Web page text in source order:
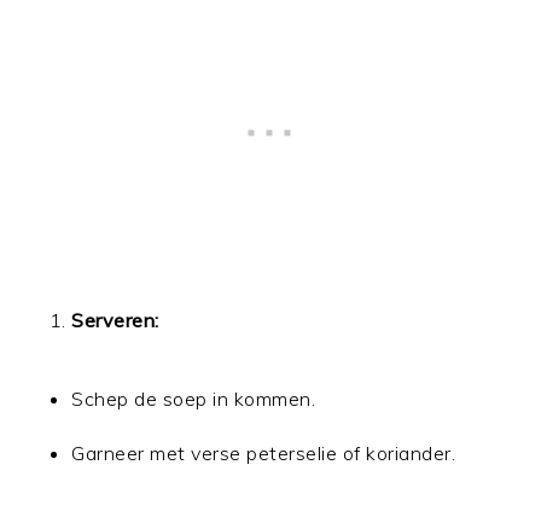
Serveren:
Schep de soep in kommen.
Garneer met verse peterselie of koriander.